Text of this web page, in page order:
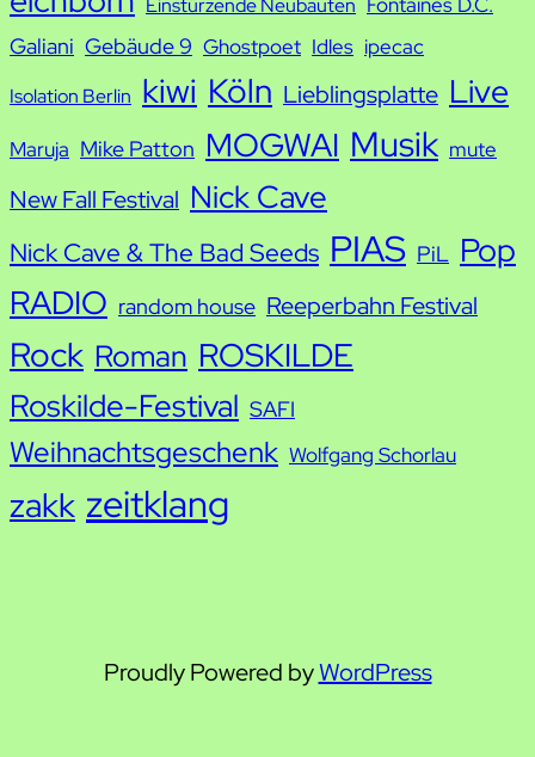
Einstürzende Neubauten
Galiani Gebäude 9 Ghostpoet Idles ipecac
Isolation Berlin kiwi Köln Lieblingsplatte Live
Maruja Mike Patton MOGWAI Musik mute
New Fall Festival Nick Cave
Nick Cave & The Bad Seeds PIAS PiL Pop
RADIO random house Reeperbahn Festival
Rock Roman ROSKILDE
Roskilde-Festival SAFI
Weihnachtsgeschenk Wolfgang Schorlau
zakk zeitklang
Proudly Powered byWordPress